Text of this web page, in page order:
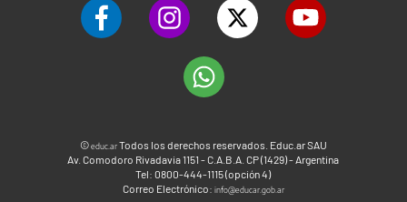
©educ.arTodos los derechos reservados. Educ.ar SAU
Av. Comodoro Rivadavia 1151 - C.A.B.A. CP (1429) - Argentina
Tel: 0800-444-1115 (opción 4)
Correo Electrónico: info@educar.gob.ar